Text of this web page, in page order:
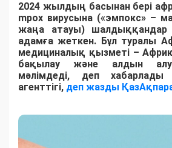
2024 жылдың басынан бері
mpox вирусына («эмпокс» –
жаңа атауы)
адамға жеткен. Бұл туралы
медициналық қызметі –
бақылау және алдын
мәлімдеді, деп хабарлады
агенттігі, деп жазды